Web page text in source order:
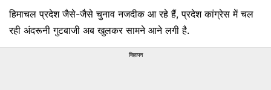
हिमाचल प्रदेश जैसे-जैसे चुनाव नजदीक आ रहे हैं, प्रदेश कांग्रेस में चल
रही अंदरूनी गुटबाजी अब खुलकर सामने आने लगी है.
विज्ञापन